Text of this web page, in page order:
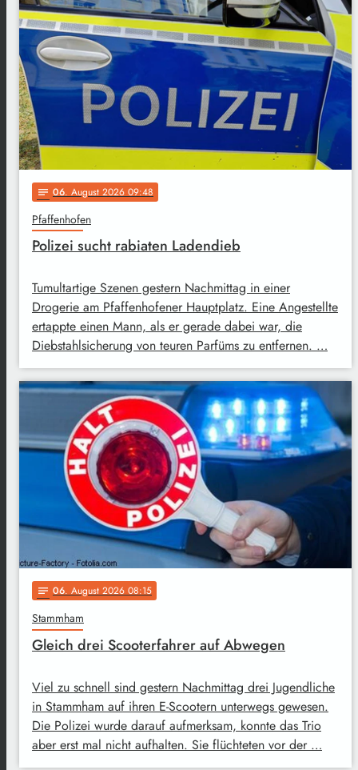
notes 06. August 2026 09:48
Pfaffenhofen
Polizei sucht rabiaten Ladendieb
Tumultartige Szenen gestern Nachmittag in einer
Drogerie am Pfaffenhofener Hauptplatz. Eine Angestellte
ertappte einen Mann, als er gerade dabei war, die
Diebstahlsicherung von teuren Parfüms zu entfernen. …
notes 06. August 2026 08:15
Stammham
Gleich drei Scooterfahrer auf Abwegen
Viel zu schnell sind gestern Nachmittag drei Jugendliche
in Stammham auf ihren E-Scootern unterwegs gewesen.
Die Polizei wurde darauf aufmerksam, konnte das Trio
aber erst mal nicht aufhalten. Sie flüchteten vor der …